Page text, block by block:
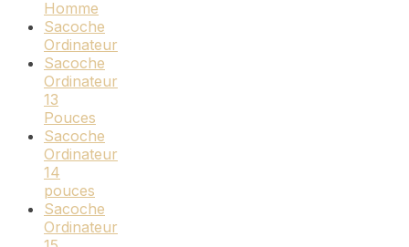
Homme
Sacoche
Ordinateur
Sacoche
Ordinateur
13
Pouces
Sacoche
Ordinateur
14
pouces
Sacoche
Ordinateur